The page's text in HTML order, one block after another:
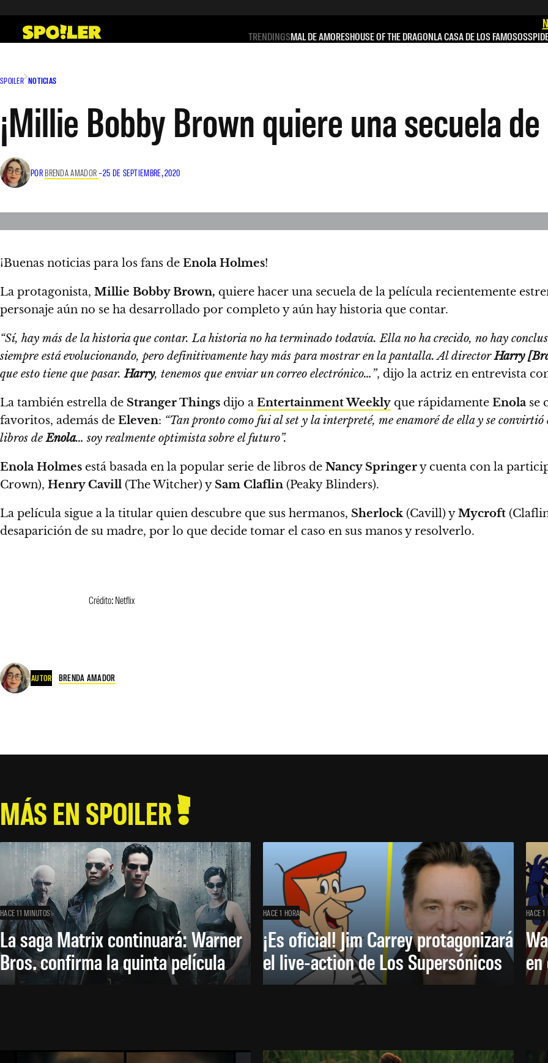
contenido
TRENDINGSMAL DE AMORESHOUSE OF THE DRAGONLA CASA DE LOS FAMOSOS
SPOILER NOTICIAS
¡Millie Bobby Brown quiere una secuela
POR BRENDA AMADOR–25 DE SEPTIEMBRE, 2020
¡Buenas noticias para los fans de Enola Holmes!
La protagonista, Millie Bobby Brown, quiere hacer una secuela de la película recientemente
personaje aún no se ha desarrollado por completo y aún hay historia que contar.
“Sí, hay más de la historia que contar. La historia no ha terminado todavía. Ella no ha crecido, no hay
siempre está evolucionando, pero definitivamente hay más para mostrar en la pantalla.Al directorHarry
que esto tiene que pasar.Harry, tenemos que enviar un correo electrónico…”, dijo la actriz en entrevista
La también estrella de Stranger Things dijo a Entertainment Weekly que rápidamente Enola se
favoritos, además de Eleven: “Tan pronto como fui al set y la interpreté, me enamoré de ella y se
libros deEnola… soy realmente optimista sobre el futuro”.
Enola Holmes está basada en la popular serie de libros de Nancy Springery cuenta con la
Crown), Henry Cavill (The Witcher) y Sam Claflin (Peaky Blinders).
La película sigue a la titular quien descubre que sus hermanos, Sherlock (Cavill) yMycroft
desaparición de su madre, por lo que decide tomar el caso en sus manos y resolverlo.
Crédito: Netflix
AUTOR BRENDA AMADOR
MÁS EN SPOILER
HACE 11 MINUTOS
La saga Matrix continuará: Warner
Bros. confirma la quinta película
HACE 1 HORA
¡Es oficial! Jim Carrey protagonizará
el live-action de Los Supersónicos
HACE 1
en